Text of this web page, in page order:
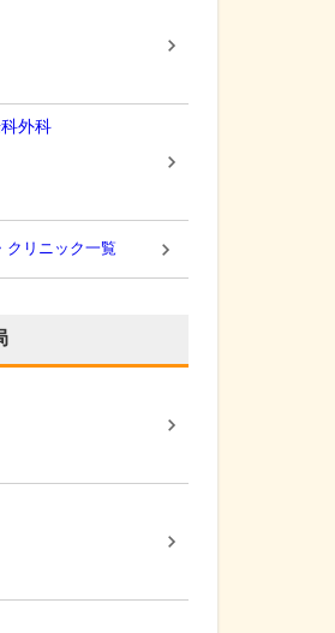
外科
クリニック一覧